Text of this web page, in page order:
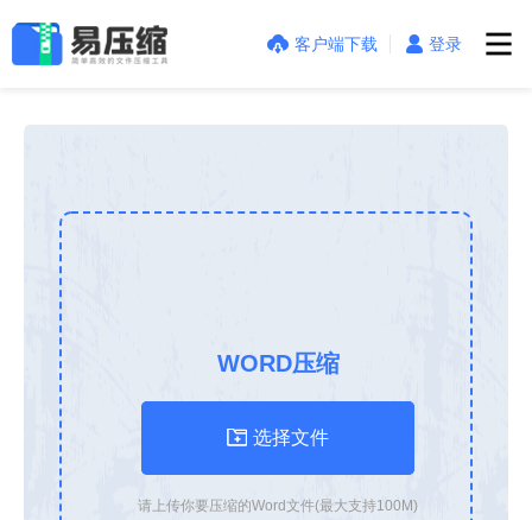
客户端下载 登录
WORD压缩
选择文件
请上传你要压缩的Word文件(最大支持100 M)